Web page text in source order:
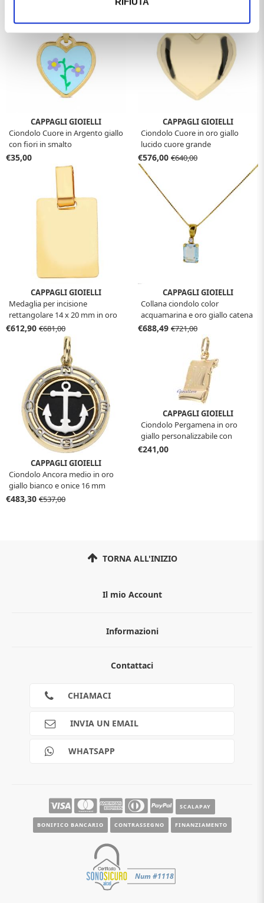
CAPPAGLI GIOIELLI
Ciondolo Cuore in Argento giallo
con fiori in smalto
€35,00
CAPPAGLI GIOIELLI
Ciondolo Cuore in oro giallo
lucido cuore grande
€576,00 €640,00
CAPPAGLI GIOIELLI
Medaglia per incisione
rettangolare 14 x 20 mm in oro
giallo
€612,90 €681,00
CAPPAGLI GIOIELLI
Collana ciondolo color
acquamarina e oro giallo catena
in argento dorato
€688,49 €721,00
CAPPAGLI GIOIELLI
Ciondolo Ancora medio in oro
giallo bianco e onice 16 mm
€483,30 €537,00
CAPPAGLI GIOIELLI
Ciondolo Pergamena in oro
giallo personalizzabile con
iniziale
€241,00
TORNA ALL'INIZIO
Il mio Account
Informazioni
Guida all'acquisto
Scalapay
Contattaci
CHIAMACI
INVIA UN EMAIL
WHATSAPP
SCALAPAY
BONIFICO BANCARIO CONTRASSEGNO FINANZIAMENTO